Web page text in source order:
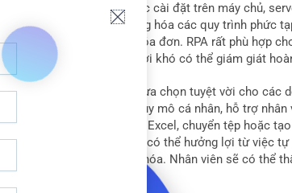
bằng robot có thể được cài đặt trên máy chủ,
công ty. RPA giúp tự động hóa các quy trình phức
dụ như quy trình xử lý hóa đơn. RPA rất phù hợp
những khu vực con người khó có thể giám giát
cá nhân bằng robot là lựa chọn tuyệt vời cho các
động hóa quy trình với quy mô cá nhân, hỗ trợ nhân
động hóa các quy trình Excel, chuyển tệp hoặc
hoàn toàn tự động nhưng có thể hưởng lợi từ việc
việc áp dụng tự động hóa. Nhân viên sẽ có thể
được giao.